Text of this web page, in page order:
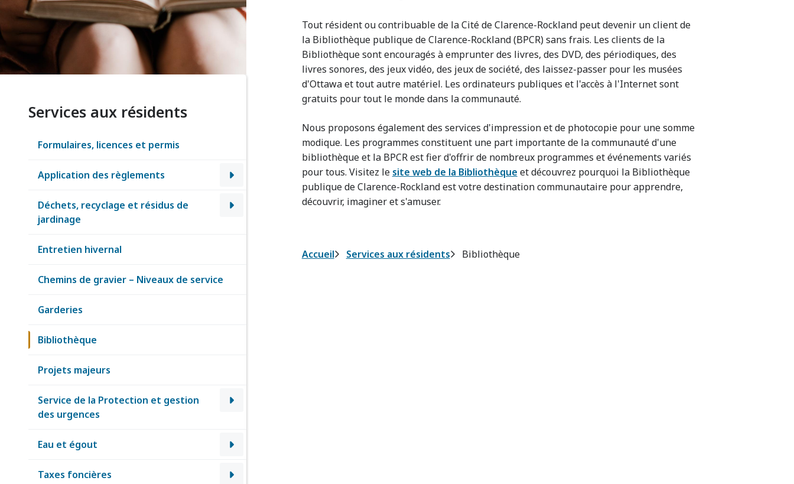
Services aux résidents
Formulaires, licences et permis
Application des règlements
Déchets, recyclage et résidus de
jardinage
Entretien hivernal
Chemins de gravier – Niveaux de service
Garderies
Bibliothèque
Projets majeurs
Service de la Protection et gestion
des urgences
Eau et égout
Taxes foncières
Tout résident ou contribuable de la Cité de Clarence-Rockland peut devenir un client de
la Bibliothèque publique de Clarence-Rockland (BPCR) sans frais. Les clients de la
Bibliothèque sont encouragés à emprunter des livres, des DVD, des périodiques, des
livres sonores, des jeux vidéo, des jeux de société, des laissez-passer pour les musées
d'Ottawa et tout autre matériel. Les ordinateurs publiques et l'accès à l'Internet sont
gratuits pour tout le monde dans la communauté.
Nous proposons également des services d'impression et de photocopie pour une somme
modique. Les programmes constituent une part importante de la communauté d'une
bibliothèque et la BPCR est fier d'offrir de nombreux programmes et événements variés
pour tous. Visitez le site web de la Bibliothèque et découvrez pourquoi la Bibliothèque
publique de Clarence-Rockland est votre destination communautaire pour apprendre,
découvrir, imaginer et s'amuser.
Fil
Accueil Services aux résidents Bibliothèque